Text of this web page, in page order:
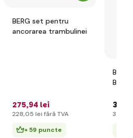
BERG set pentru
ancorarea trambulinei
275,94 lei
228,05 lei fără TVA
+ 59 puncte
BFR
3 787
3 130